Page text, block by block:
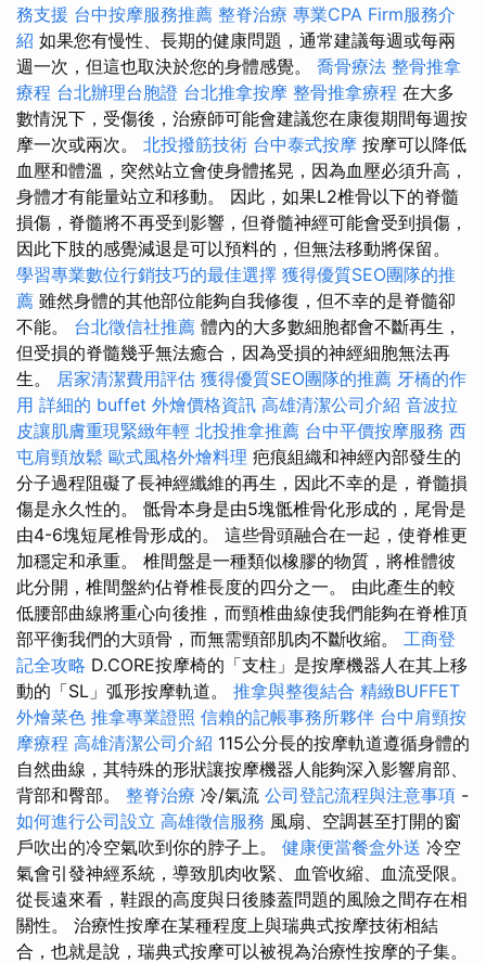
務支援 台中按摩服務推薦 整脊治療 專業CPA Firm服務介
紹 如果您有慢性、長期的健康問題，通常建議每週或每兩
週一次，但這也取決於您的身體感覺。 喬骨療法 整骨推拿
療程 台北辦理台胞證 台北推拿按摩 整骨推拿療程 在大多
數情況下，受傷後，治療師可能會建議您在康復期間每週按
摩一次或兩次。 北投撥筋技術 台中泰式按摩 按摩可以降低
血壓和體溫，突然站立會使身體搖晃，因為血壓必須升高，
身體才有能量站立和移動。 因此，如果L2椎骨以下的脊髓
損傷，脊髓將不再受到影響，但脊髓神經可能會受到損傷，
因此下肢的感覺減退是可以預料的，但無法移動將保留。
學習專業數位行銷技巧的最佳選擇 獲得優質SEO團隊的推
薦 雖然身體的其他部位能夠自我修復，但不幸的是脊髓卻
不能。 台北徵信社推薦 體內的大多數細胞都會不斷再生，
但受損的脊髓幾乎無法癒合，因為受損的神經細胞無法再
生。 居家清潔費用評估 獲得優質SEO團隊的推薦 牙橋的作
用 詳細的 buffet 外燴價格資訊 高雄清潔公司介紹 音波拉
皮讓肌膚重現緊緻年輕 北投推拿推薦 台中平價按摩服務 西
屯肩頸放鬆 歐式風格外燴料理 疤痕組織和神經內部發生的
分子過程阻礙了長神經纖維的再生，因此不幸的是，脊髓損
傷是永久性的。 骶骨本身是由5塊骶椎骨化形成的，尾骨是
由4-6塊短尾椎骨形成的。 這些骨頭融合在一起，使脊椎更
加穩定和承重。 椎間盤是一種類似橡膠的物質，將椎體彼
此分開，椎間盤約佔脊椎長度的四分之一。 由此產生的較
低腰部曲線將重心向後推，而頸椎曲線使我們能夠在脊椎頂
部平衡我們的大頭骨，而無需頸部肌肉不斷收縮。 工商登
記全攻略 D.CORE按摩椅的「支柱」是按摩機器人在其上移
動的「SL」弧形按摩軌道。 推拿與整復結合 精緻BUFFET
外燴菜色 推拿專業證照 信賴的記帳事務所夥伴 台中肩頸按
摩療程 高雄清潔公司介紹 115公分長的按摩軌道遵循身體的
自然曲線，其特殊的形狀讓按摩機器人能夠深入影響肩部、
背部和臀部。 整脊治療 冷/氣流 公司登記流程與注意事項 -
如何進行公司設立 高雄徵信服務 風扇、空調甚至打開的窗
戶吹出的冷空氣吹到你的脖子上。 健康便當餐盒外送 冷空
氣會引發神經系統，導致肌肉收緊、血管收縮、血流受限。
從長遠來看，鞋跟的高度與日後膝蓋問題的風險之間存在相
關性。 治療性按摩在某種程度上與瑞典式按摩技術相結
合，也就是說，瑞典式按摩可以被視為治療性按摩的子集。